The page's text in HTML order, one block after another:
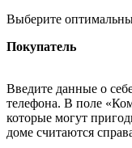
Выберите
Покупатель
Введите данные о
телефона. В поле
которые могут
доме считаются